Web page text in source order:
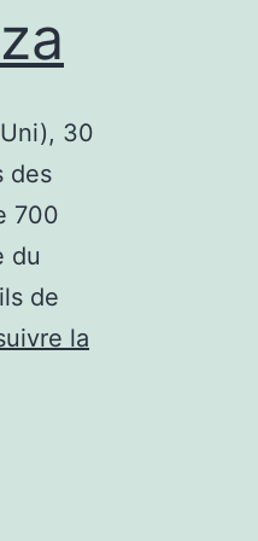
30
des
700
du
de
la